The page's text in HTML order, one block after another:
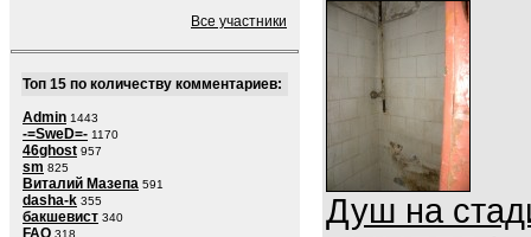
Все участники
Топ 15 по количеству комментариев:
Admin 1443
-=SweD=- 1170
46ghost 957
sm 825
Виталий Мазепа 591
dasha-k 355
бакшевист 340
FAQ 318
Душ на